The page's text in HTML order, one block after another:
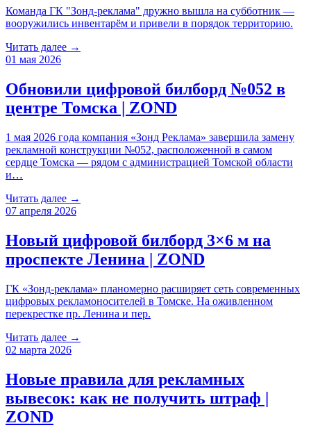
Команда ГК "Зонд-реклама" дружно вышла на субботник —
вооружились инвентарём и привели в порядок территорию.
Читать далее →
01 мая 2026
Обновили цифровой билборд №052 в
центре Томска | ZOND
1 мая 2026 года компания «Зонд Реклама» завершила замену
рекламной конструкции №052, расположенной в самом
сердце Томска — рядом с администрацией Томской области
и…
Читать далее →
07 апреля 2026
Новый цифровой билборд 3×6 м на
проспекте Ленина | ZOND
ГК «Зонд-реклама» планомерно расширяет сеть современных
цифровых рекламоносителей в Томске. На оживленном
перекрестке пр. Ленина и пер.
Читать далее →
02 марта 2026
Новые правила для рекламных
вывесок: как не получить штраф |
ZOND